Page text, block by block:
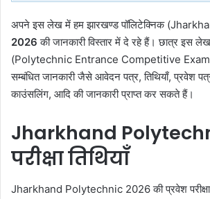
अपने इस लेख में हम झारखण्ड पॉलिटेक्निक
2026 की जानकारी विस्तार में दे रहे हैं। छात्र इस
(Polytechnic Entrance Competitive
सम्बंधित जानकारी जैसे आवेदन पत्र, तिथियाँ, प्रवेश
काउंसलिंग, आदि की जानकारी प्राप्त कर सकते हैं।
Jharkhand
परीक्षा तिथियाँ
Jharkhand Polytechnic 2026 की प्रवेश